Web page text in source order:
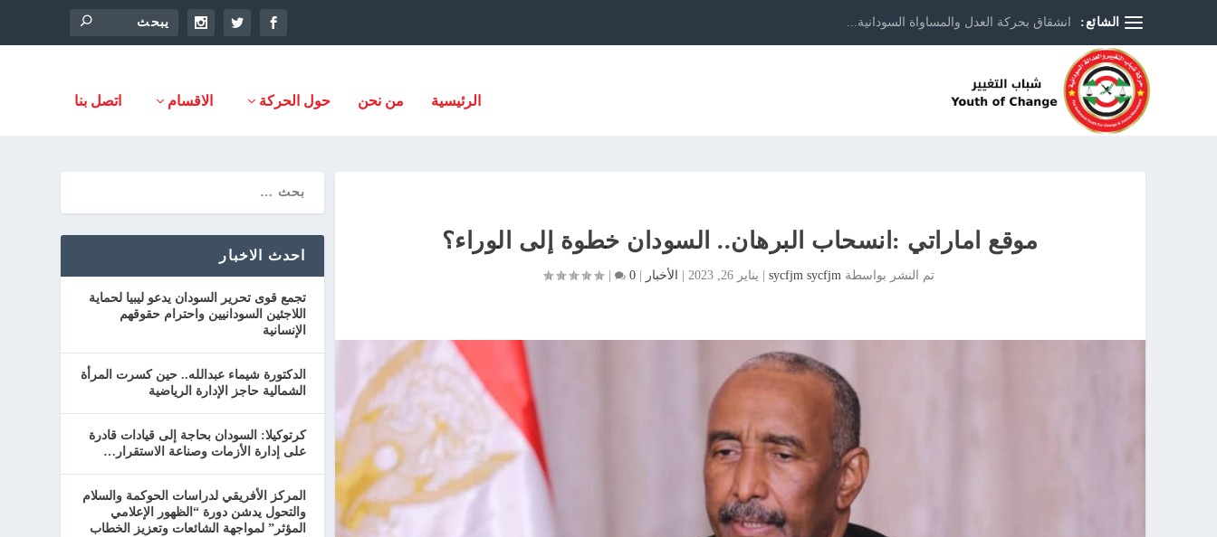
الشائع: انشقاق بحركة العدل والمساواة السودانية...
الرئيسية من نحن حول الحركة الاقسام اتصل بنا
موقع اماراتي :انسحاب البرهان.. السودان خطوة إلى الوراء؟
تم النشر بواسطة sycfjm sycfjm
| يناير 26, 2023 | الأخبار 0
|
احدث الاخبار
تجمع قوى تحرير السودان يدعو ليبيا لحماية
اللاجئين السودانيين واحترام حقوقهم
الإنسانية
الدكتورة شيماء عبدالله.. حين كسرت المرأة
الشمالية حاجز الإدارة الرياضية
كرتوكيلا: السودان بحاجة إلى قيادات قادرة
على إدارة الأزمات وصناعة الاستقرار…
المركز الأفريقي لدراسات الحوكمة والسلام
والتحول يدشن دورة “الظهور الإعلامي
المؤثر” لمواجهة الشائعات وتعزيز الخطاب